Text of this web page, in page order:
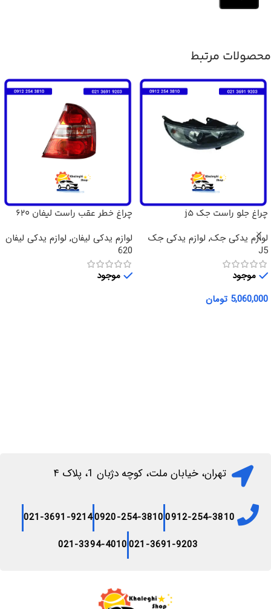
محصولات مرتبط
چراغ جلو راست جک j5
لوازم یدکی جک, لوازم یدکی جک
J5
موجود
5,060,000 تومان
چراغ خطر عقب راست لیفان 620
لوازم یدکی لیفان, لوازم یدکی لیفان
620
موجود
تهران، خیابان ملت، کوچه دژبان 1، پلاک ۴
0912-254-3810
0920-254-3810
021-3691-9214
021-3691-9203
021-3394-4010